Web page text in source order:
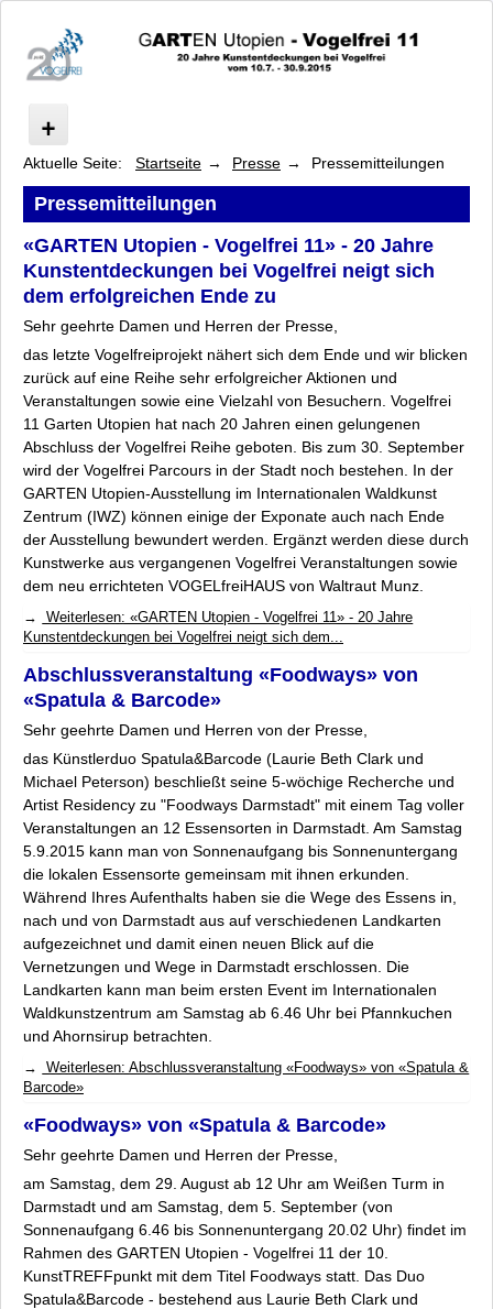
Start
Spatula & Barcode: Foodways
Ausstellung/Führungen
Programm
Künstler
Kooperationspartner
Sponsoren, Förderer und Unterstützer
Presse
Pressebilder
Pressespiegel
Pressemitteilungen
Fakten
Archiv
Datenschutz
Aktuelle Seite: Startseite Presse Pressemitteilungen
Pressemitteilungen
«GARTEN Utopien - Vogelfrei 11» - 20 Jahre
Kunstentdeckungen bei Vogelfrei neigt sich
dem erfolgreichen Ende zu
Sehr geehrte Damen und Herren der Presse,
das letzte Vogelfreiprojekt nähert sich dem Ende und wir blicken
zurück auf eine Reihe sehr erfolgreicher Aktionen und
Veranstaltungen sowie eine Vielzahl von Besuchern. Vogelfrei
11 Garten Utopien hat nach 20 Jahren einen gelungenen
Abschluss der Vogelfrei Reihe geboten. Bis zum 30. September
wird der Vogelfrei Parcours in der Stadt noch bestehen. In der
GARTEN Utopien-Ausstellung im Internationalen Waldkunst
Zentrum (IWZ) können einige der Exponate auch nach Ende
der Ausstellung bewundert werden. Ergänzt werden diese durch
Kunstwerke aus vergangenen Vogelfrei Veranstaltungen sowie
dem neu errichteten VOGELfreiHAUS von Waltraut Munz.
Weiterlesen: «GARTEN Utopien - Vogelfrei 11» - 20 Jahre
Kunstentdeckungen bei Vogelfrei neigt sich dem...
Abschlussveranstaltung «Foodways» von
«Spatula & Barcode»
Sehr geehrte Damen und Herren von der Presse,
das Künstlerduo Spatula&Barcode (Laurie Beth Clark und
Michael Peterson) beschließt seine 5-wöchige Recherche und
Artist Residency zu "Foodways Darmstadt" mit einem Tag voller
Veranstaltungen an 12 Essensorten in Darmstadt. Am Samstag
5.9.2015 kann man von Sonnenaufgang bis Sonnenuntergang
die lokalen Essensorte gemeinsam mit ihnen erkunden.
Während Ihres Aufenthalts haben sie die Wege des Essens in,
nach und von Darmstadt aus auf verschiedenen Landkarten
aufgezeichnet und damit einen neuen Blick auf die
Vernetzungen und Wege in Darmstadt erschlossen. Die
Landkarten kann man beim ersten Event im Internationalen
Waldkunstzentrum am Samstag ab 6.46 Uhr bei Pfannkuchen
und Ahornsirup betrachten.
Weiterlesen: Abschlussveranstaltung «Foodways» von «Spatula &
Barcode»
«Foodways» von «Spatula & Barcode»
Sehr geehrte Damen und Herren der Presse,
am Samstag, dem 29. August ab 12 Uhr am Weißen Turm in
Darmstadt und am Samstag, dem 5. September (von
Sonnenaufgang 6.46 bis Sonnenuntergang 20.02 Uhr) findet im
Rahmen des GARTEN Utopien - Vogelfrei 11 der 10.
KunstTREFFpunkt mit dem Titel Foodways statt. Das Duo
Spatula&Barcode - bestehend aus Laurie Beth Clark und